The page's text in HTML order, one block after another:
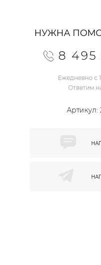
НУЖНА
8 495
Ежедневно с
Ответим
Артикул: